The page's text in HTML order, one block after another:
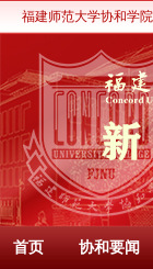
福建师范大学协和学
首页 协和要闻